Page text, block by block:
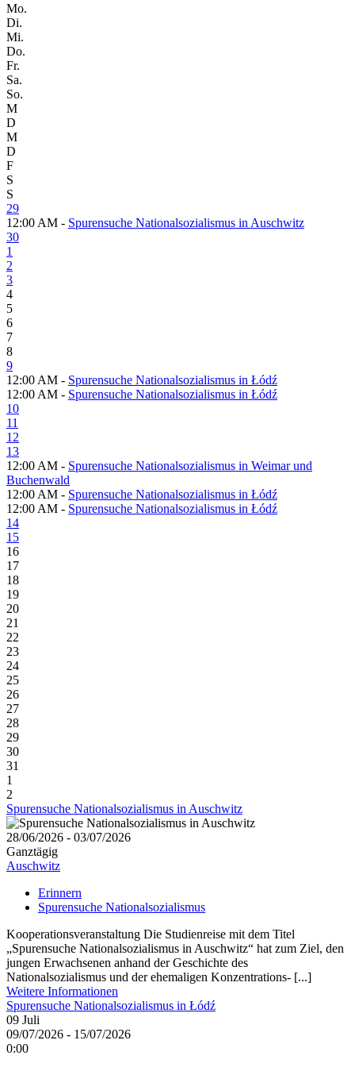
Mo.
Di.
Mi.
Do.
Fr.
Sa.
So.
M
D
M
D
F
S
S
29
12:00 AM - Spurensuche Nationalsozialismus in Auschwitz
30
1
2
3
4
5
6
7
8
9
12:00 AM - Spurensuche Nationalsozialismus in Łódź
12:00 AM - Spurensuche Nationalsozialismus in Łódź
10
11
12
13
12:00 AM - Spurensuche Nationalsozialismus in Weimar und
Buchenwald
12:00 AM - Spurensuche Nationalsozialismus in Łódź
12:00 AM - Spurensuche Nationalsozialismus in Łódź
14
15
16
17
18
19
20
21
22
23
24
25
26
27
28
29
30
31
1
2
Spurensuche Nationalsozialismus in Auschwitz
28/06/2026 - 03/07/2026
Ganztägig
Auschwitz
Erinnern
Spurensuche Nationalsozialismus
Kooperationsveranstaltung Die Studienreise mit dem Titel
„Spurensuche Nationalsozialismus in Auschwitz“ hat zum Ziel, den
jungen Erwachsenen anhand der Geschichte des
Nationalsozialismus und der ehemaligen Konzentrations- [...]
Weitere Informationen
Spurensuche Nationalsozialismus in Łódź
09 Juli
09/07/2026 - 15/07/2026
0:00